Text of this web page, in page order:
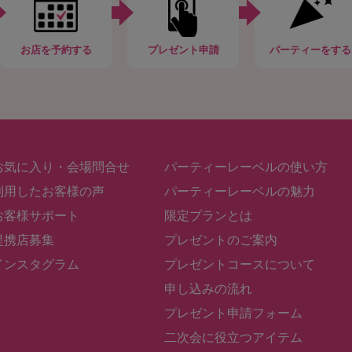
お店を予約する プレゼント申請 パーティーをする
気に入り・会場問合せ
用したお客様の声
客様サポート
携店募集
ンスタグラム
パーティーレーベルの使い方
パーティーレーベルの魅力
限定プランとは
プレゼントのご案内
プレゼントコースについて
申し込みの流れ
プレゼント申請フォーム
二次会に役立つアイテム